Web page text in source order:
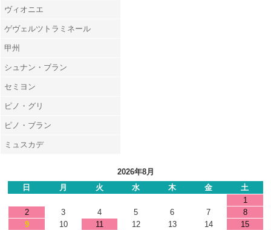
ヴィオニエ
ゲヴェルツトラミネール
甲州
シュナン・ブラン
セミヨン
ピノ・グリ
ピノ・ブラン
ミュスカデ
2026年8月
日
月 火 水 木 金
土
1
2
3 4 5 6 7
8
9
10 11 12 13 14
15